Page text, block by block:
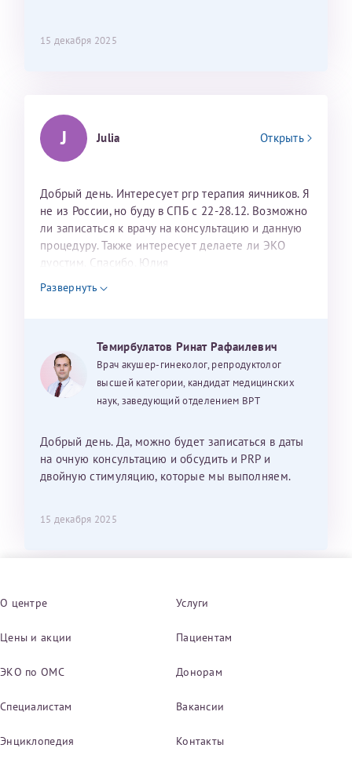
15 декабря 2025
J Julia Открыть
Добрый день. Интересует prp терапия яичников. Я
не из России, но буду в СПБ с 22-28.12. Возможно
ли записаться к врачу на консультацию и данную
процедуру. Также интересует делаете ли ЭКО
дуостим. Спасибо. Юлия
Развернуть
Темирбулатов Ринат Рафаилевич
Врач акушер-гинеколог, репродуктолог
высшей категории, кандидат медицинских
наук, заведующий отделением ВРТ
Добрый день. Да, можно будет записаться в даты
на очную консультацию и обсудить и PRP и
двойную стимуляцию, которые мы выполняем.
15 декабря 2025
О центре Услуги
Цены и акции Пациентам
ЭКО по ОМС Донорам
Специалистам Вакансии
Энциклопедия Контакты